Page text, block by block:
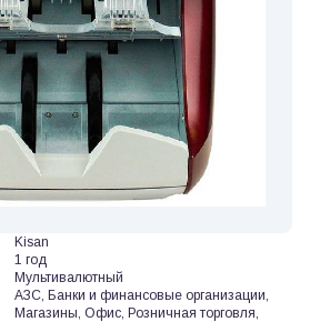
Kisan
1 год
Мультивалютный
АЗС, Банки и финансовые организации,
Магазины, Офис, Розничная торговля,